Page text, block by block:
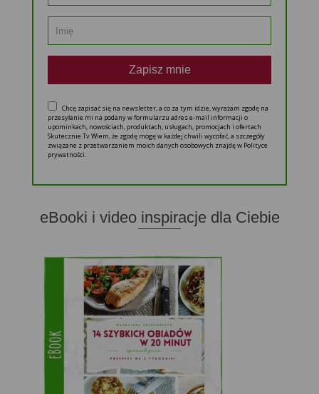
Zapisz mnie
Chcę zapisać się na newsletter, a co za tym idzie, wyrażam zgodę na
przesyłanie mi na podany w formularzu adres e-mail informacji o
upominkach, nowościach, produktach, usługach, promocjach i ofertach
Skutecznie.Tv Wiem, że zgodę mogę w każdej chwili wycofać, a szczegóły
związane z przetwarzaniem moich danych osobowych znajdę w Polityce
prywatności.
eBooki i video inspiracje dla Ciebie